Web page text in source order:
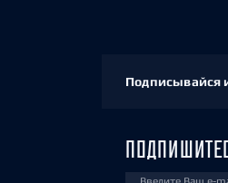
Подписывайся